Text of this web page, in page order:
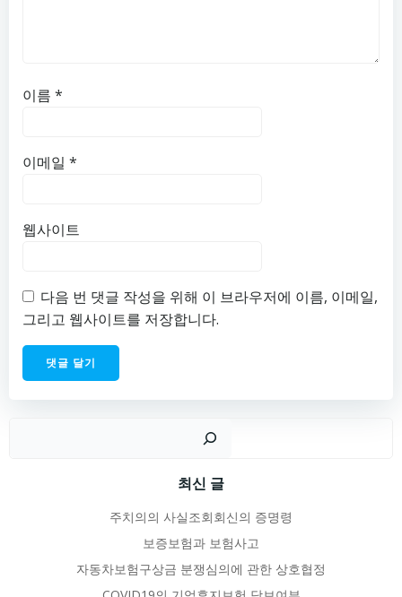
이름 *
이메일 *
웹사이트
다음 번 댓글 작성을 위해 이 브라우저에 이름, 이메일,
그리고 웹사이트를 저장합니다.
최신 글
주치의의 사실조회회신의 증명령
보증보험과 보험사고
자동차보험구상금 분쟁심의에 관한 상호협정